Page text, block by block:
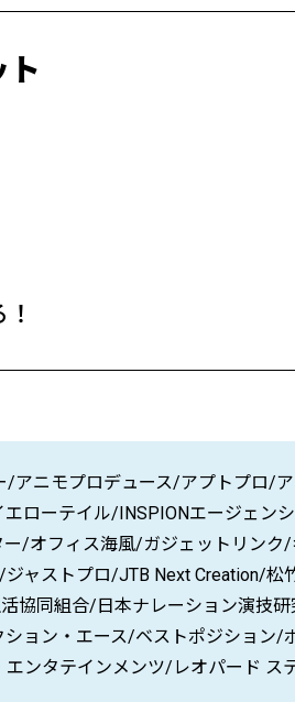
ト
ニモプロデュース/アプトプロ/
ローテイル/INSPIONエージェン
/オフィス海風/ガジェットリン
ャストプロ/JTB Next Creation/松
協同組合/日本ナレーション演技
ョン・エース/ベストポジション/
ンタテインメンツ/レオパード ス